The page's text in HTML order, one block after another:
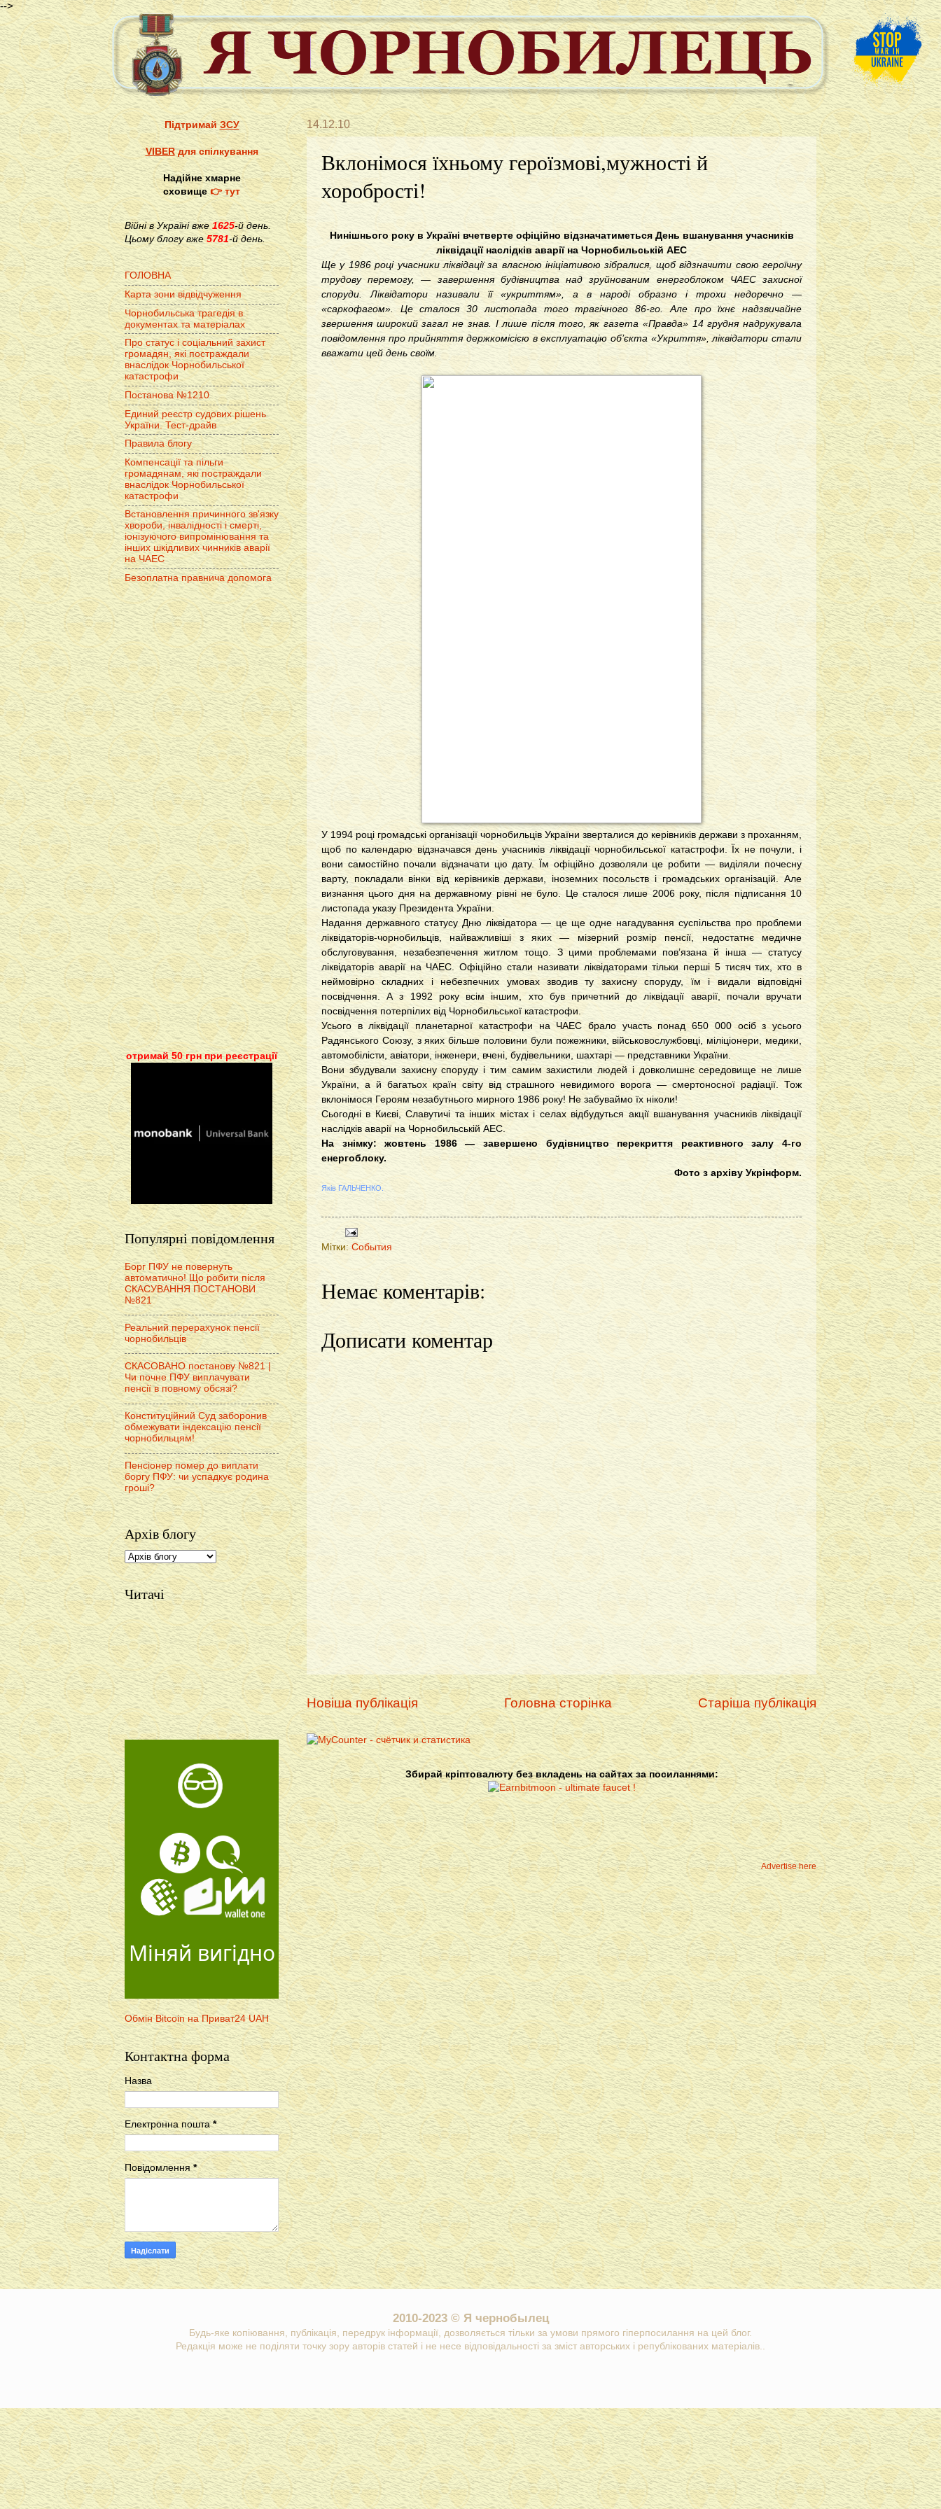
-->
14.12.10
Вклонімося їхньому героїзмові,мужності й
хоробрості!
Нинішнього року в Україні вчетверте офіційно відзначатиметься День вшанування учасників
ліквідації наслідків аварії на Чорнобильській АЕС
Ще у 1986 році учасники ліквідації за власною ініціативою зібралися, щоб відзначити свою героїчну
трудову перемогу, — завершення будівництва над зруйнованим енергоблоком ЧАЕС захисної
споруди. Ліквідатори називали її «укриттям», а в народі образно і трохи недоречно —
«саркофагом». Це сталося 30 листопада того трагічного 86-го. Але про їхнє надзвичайне
звершення широкий загал не знав. І лише після того, як газета «Правда» 14 грудня надрукувала
повідомлення про прийняття держкомісією в експлуатацію об’єкта «Укриття», ліквідатори стали
вважати цей день своїм.
У 1994 році громадські організації чорнобильців України зверталися до керівників держави з проханням,
щоб по календарю відзначався день учасників ліквідації чорнобильської катастрофи. Їх не почули, і
вони самостійно почали відзначати цю дату. Їм офіційно дозволяли це робити — виділяли почесну
варту, покладали вінки від керівників держави, іноземних посольств і громадських організацій. Але
визнання цього дня на державному рівні не було. Це сталося лише 2006 року, після підписання 10
листопада указу Президента України.
Надання державного статусу Дню ліквідатора — це ще одне нагадування суспільства про проблеми
ліквідаторів-чорнобильців, найважливіші з яких — мізерний розмір пенсії, недостатнє медичне
обслуговування, незабезпечення житлом тощо. З цими проблемами пов’язана й інша — статусу
ліквідаторів аварії на ЧАЕС. Офіційно стали називати ліквідаторами тільки перші 5 тисяч тих, хто в
неймовірно складних і небезпечних умовах зводив ту захисну споруду, їм і видали відповідні
посвідчення. А з 1992 року всім іншим, хто був причетний до ліквідації аварії, почали вручати
посвідчення потерпілих від Чорнобильської катастрофи.
Усього в ліквідації планетарної катастрофи на ЧАЕС брало участь понад 650 000 осіб з усього
Радянського Союзу, з яких більше половини були пожежники, військовослужбовці, міліціонери, медики,
автомобілісти, авіатори, інженери, вчені, будівельники, шахтарі — представники України.
Вони збудували захисну споруду і тим самим захистили людей і довколишнє середовище не лише
України, а й багатьох країн світу від страшного невидимого ворога — смертоносної радіації. Тож
вклонімося Героям незабутнього мирного 1986 року! Не забуваймо їх ніколи!
Сьогодні в Києві, Славутичі та інших містах і селах відбудуться акції вшанування учасників ліквідації
наслідків аварії на Чорнобильській АЕС.
На знімку: жовтень 1986 — завершено будівництво перекриття реактивного залу 4-го
енергоблоку.
Фото з архіву Укрінформ.
Яків ГАЛЬЧЕНКО.
Мітки: События
Немає коментарів:
Дописати коментар
Новіша публікація Старіша публікація
Головна сторінка
Збирай кріптовалюту без вкладень на сайтах за посиланнями:
Advertise here
ПідтримайЗСУ
VIBERдля спілкування
Надійне хмарне
сховище👉 тут
Війні в Україні вже1625-й день.
Цьому блогу вже 5781-й день.
ГОЛОВНА
Карта зони відвідчуження
Чорнобильська трагедія в
документах та матеріалах
Про статус і соціальний захист
громадян, які постраждали
внаслідок Чорнобильської
катастрофи
Постанова №1210
Единий реєстр судових рішень
України. Тест-драйв
Правила блогу
Компенсації та пільги
громадянам, які постраждали
внаслідок Чорнобильської
катастрофи
Встановлення причинного зв'язку
хвороби, інвалідності і смерті,
іонізуючого випромінювання та
інших шкідливих чинників аварії
на ЧАЕС
Безоплатна правнича допомога
отримай 50 грн при реєстрації
Популярні повідомлення
Борг ПФУ не повернуть
автоматично! Що робити після
СКАСУВАННЯ ПОСТАНОВИ
№821
Реальний перерахунок пенсії
чорнобильців
СКАСОВАНО постанову №821 |
Чи почне ПФУ виплачувати
пенсії в повному обсязі?
Конституційний Суд заборонив
обмежувати індексацію пенсії
чорнобильцям!
Пенсіонер помер до виплати
боргу ПФУ: чи успадкує родина
гроші?
Архів блогу
Читачі
Міняй вигідно
Обмін Bitcoin на Приват24 UAH
Контактна форма
Назва
Електронна пошта*
Повідомлення*
2010-2023 © Я чернобылец
Будь-яке копіювання, публікація, передрук інформації, дозволяється тільки за умови прямого гіперпосилання на цей блог.
Редакція може не поділяти точку зору авторів статей і не несе відповідальності за зміст авторських і републікованих матеріалів..